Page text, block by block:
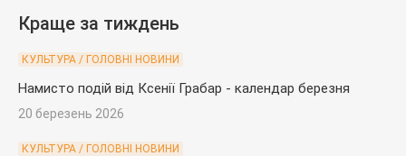
Краще за тиждень
КУЛЬТУРА / ГОЛОВНІ НОВИНИ
Намисто подій від Ксенії Грабар - календар березня
20 березень 2026
КУЛЬТУРА / ГОЛОВНІ НОВИНИ